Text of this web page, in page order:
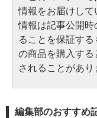
情報をお届けし
情報は記事公開時
ることを保証す
の商品を購入す
されることがあり
編集部のおすすめ